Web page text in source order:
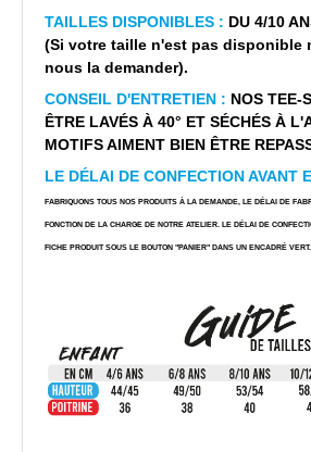
TAILLES DISPONIBLES : DU 4/10
(Si votre taille n'est pas disponible
nous la demander).
CONSEIL D'ENTRETIEN : NOS TEE-
ÊTRE LAVÉS À 40° ET SÉCHÉS À
MOTIFS AIMENT BIEN ÊTRE
LE DÉLAI DE CONFECTION AVANT
FABRIQUONS TOUS NOS PRODUITS À LA DEMANDE, LE DÉLAI DE
FONCTION DE LA CHARGE DE NOTRE ATELIER. LE DÉLAI DE
FICHE PRODUIT SOUS LE BOUTON "PANIER" DANS UN ENCADRÉ VERT.